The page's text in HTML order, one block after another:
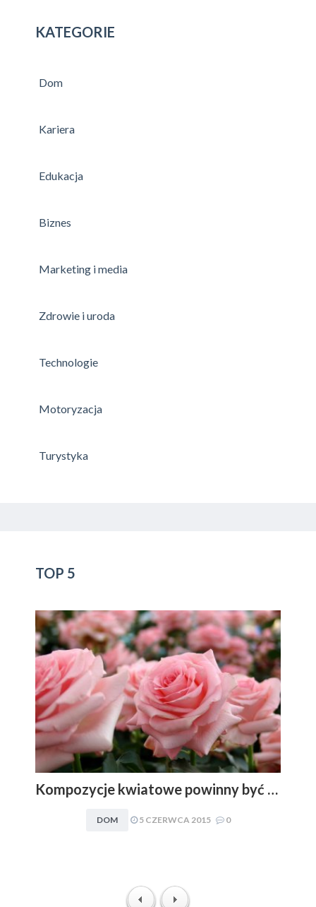
KATEGORIE
Dom
Kariera
Edukacja
Biznes
Marketing i media
Zdrowie i uroda
Technologie
Motoryzacja
Turystyka
TOP 5
Kompozycje kwiatowe powinny być dopasowywane do charakteru i stylu aranżacyjnego wnętrza. Obowiązuje zasada: im mniej, tym lepiej
DOM 5 CZERWCA 2015 0